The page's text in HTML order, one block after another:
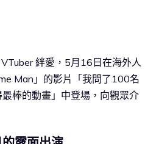
絆愛，5月16日在海外人
Man」的影片「我問了100名
棒的動畫」中登場，向觀眾介